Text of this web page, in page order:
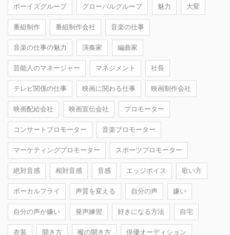
ボーイズグループ グローバルグループ 魅力 大変
番組制作 番組制作会社 音楽の仕事
音楽の仕事の魅力 演奏家 編曲家
芸能人のマネージャー マネジメント 社長
テレビ関係の仕事 映画に関わる仕事 映画制作会社
映画配給会社 映画宣伝会社 プロモーター
コンサートプロモーター 音楽プロモーター
マーケティングプロモーター スポーツプロモーター
絶対音感 相対音感 音感 エッジボイス 歌い方
ボーカルフライ 声質を変える 自分の声 嫌い
自分の声が嫌い 発声練習 好きになる方法 自宅
衣装 開き方 喉の開き方 俳優オーディション